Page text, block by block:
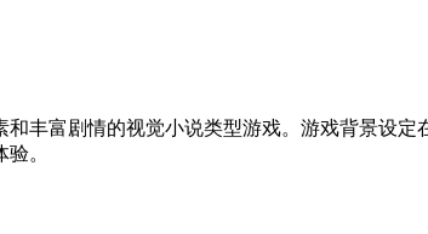
和丰富剧情的视觉小说类型游戏。游戏背景设
。